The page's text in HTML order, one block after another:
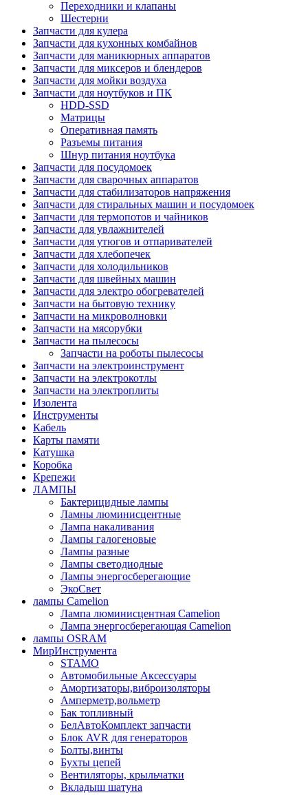
Переходники и клапаны
Шестерни
Запчасти для кулера
Запчасти для кухонных комбайнов
Запчасти для маникюрных аппаратов
Запчасти для миксеров и блендеров
Запчасти для мойки воздуха
Запчасти для ноутбуков и ПК
HDD-SSD
Матрицы
Оперативная память
Разъемы питания
Шнур питания ноутбука
Запчасти для посудомоек
Запчасти для сварочных аппаратов
Запчасти для стабилизаторов напряжения
Запчасти для стиральных машин и посудомоек
Запчасти для термопотов и чайников
Запчасти для увлажнителей
Запчасти для утюгов и отпаривателей
Запчасти для хлебопечек
Запчасти для холодильников
Запчасти для швейных машин
Запчасти для электро обогревателей
Запчасти на бытовую технику
Запчасти на микроволновки
Запчасти на мясорубки
Запчасти на пылесосы
Запчасти на роботы пылесосы
Запчасти на электроинструмент
Запчасти на электрокотлы
Запчасти на электроплиты
Изолента
Инструменты
Кабель
Карты памяти
Катушка
Коробка
Крепежи
ЛАМПЫ
Бактерицидные лампы
Ламны люминисцентные
Лампа накаливания
Лампы галогеновые
Лампы разные
Лампы светодиодные
Лампы энергосберегающие
ЭкоСвет
лампы Camelion
Лампа люминисцентная Сamelion
Лампа энергосберегающая Сamelion
лампы OSRAM
МирИнструмента
STAMO
Автомобильные Аксессуары
Амортизаторы,виброизоляторы
Амперметр,вольметр
Бак топливный
БелАвтоКомплект запчасти
Блок AVR для генераторов
Болты,винты
Бухты цепей
Вентиляторы, крыльчатки
Вкладыш шатуна